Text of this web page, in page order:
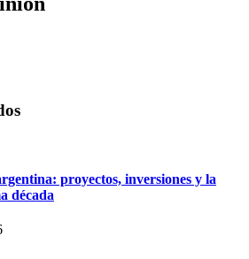
proyectos, inversiones y la
década